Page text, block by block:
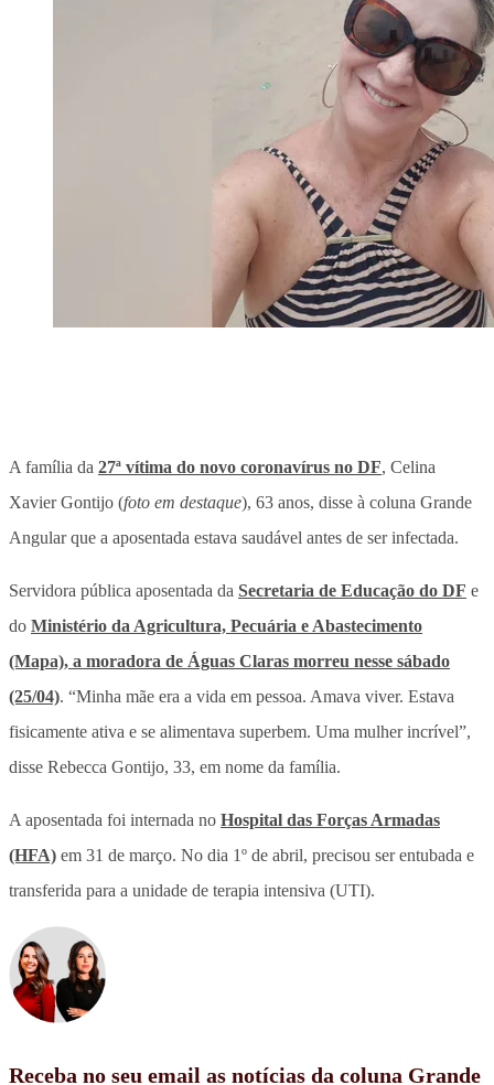
A família da 27ª vítima do novo coronavírus no DF, Celina
Xavier Gontijo (foto em destaque), 63 anos, disse à coluna Grande
Angular que a aposentada estava saudável antes de ser infectada.
Servidora pública aposentada da Secretaria de Educação do DF e
do Ministério da Agricultura, Pecuária e Abastecimento
(Mapa), a moradora de Águas Claras morreu nesse sábado
(25/04). “Minha mãe era a vida em pessoa. Amava viver. Estava
fisicamente ativa e se alimentava superbem. Uma mulher incrível”,
disse Rebecca Gontijo, 33, em nome da família.
A aposentada foi internada no Hospital das Forças Armadas
(HFA) em 31 de março. No dia 1º de abril, precisou ser entubada e
transferida para a unidade de terapia intensiva (UTI).
Receba no seu email as notícias da coluna Grande